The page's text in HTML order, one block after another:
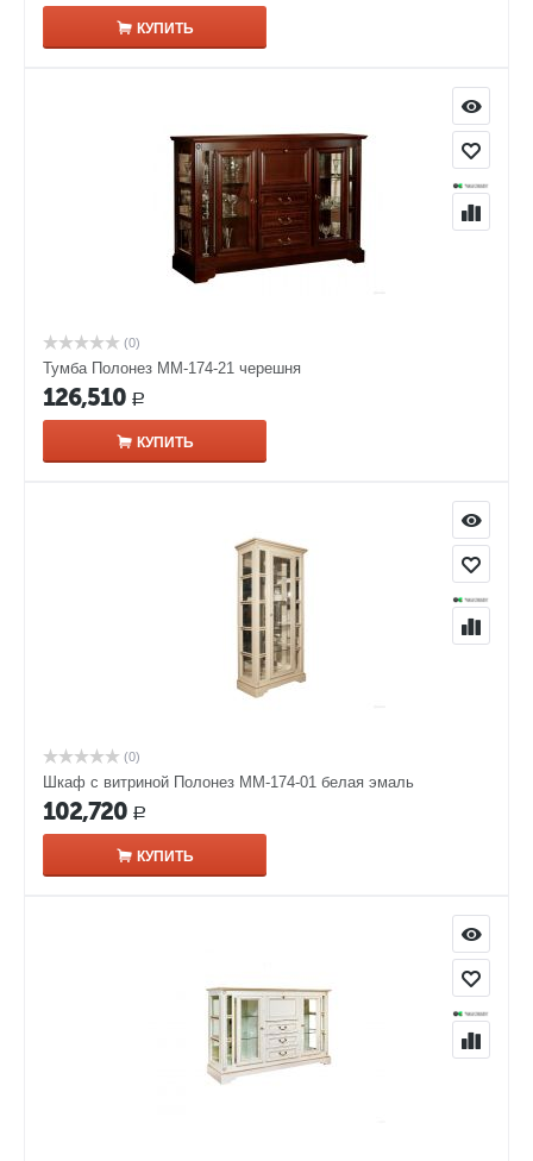
КУПИТЬ
(0)
Тумба Полонез ММ-174-21 черешня
126,510 Р
КУПИТЬ
(0)
Шкаф с витриной Полонез ММ-174-01 белая эмаль
102,720 Р
КУПИТЬ